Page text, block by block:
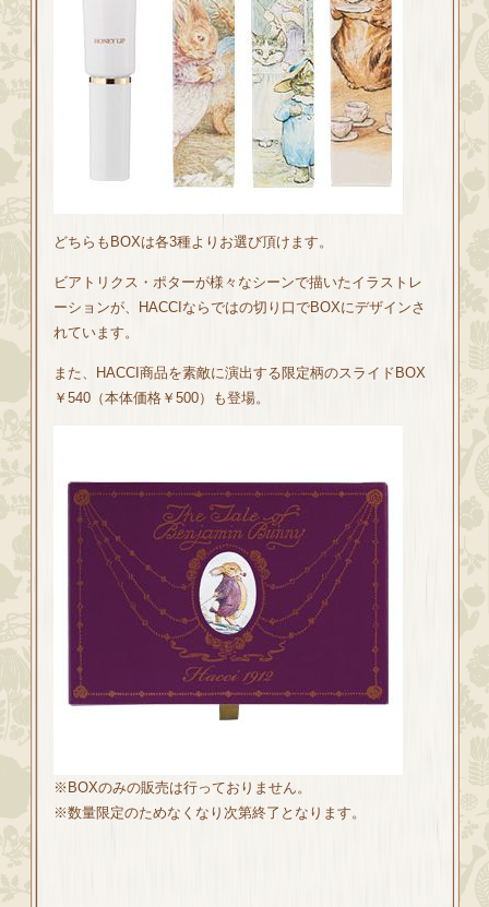
どちらもBOXは各3種よりお選び頂けます。
ビアトリクス・ポターが様々なシーンで描いたイラストレ
ーションが、HACCIならではの切り口でBOXにデザインさ
れています。
また、HACCI商品を素敵に演出する限定柄のスライドBOX
￥540（本体価格￥500）も登場。
※BOXのみの販売は行っておりません。
※数量限定のためなくなり次第終了となります。